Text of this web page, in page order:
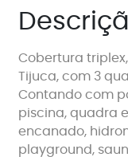
Cobertura
Tijuca, com 3
Contando com
piscina, quadra
encanado,
playground,